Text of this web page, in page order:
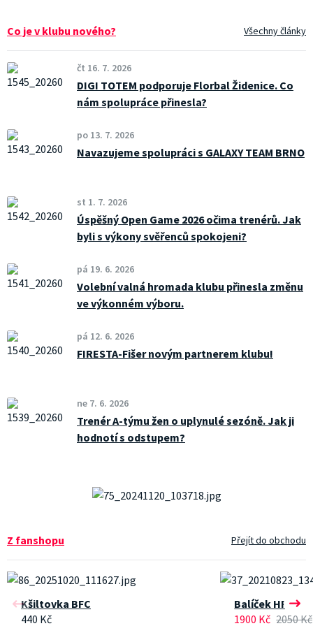
Co je v klubu nového? Všechny články
čt 16. 7. 2026
DIGI TOTEM podporuje Florbal Židenice. Co
nám spolupráce přinesla?
po 13. 7. 2026
Navazujeme spolupráci s GALAXY TEAM BRNO
st 1. 7. 2026
Úspěšný Open Game 2026 očima trenérů. Jak
byli s výkony svěřenců spokojeni?
pá 19. 6. 2026
Volební valná hromada klubu přinesla změnu
ve výkonném výboru.
pá 12. 6. 2026
FIRESTA-Fišer novým partnerem klubu!
ne 7. 6. 2026
Trenér A-týmu žen o uplynulé sezóně. Jak ji
hodnotí s odstupem?
Z fanshopu Přejít do obchodu
Kšiltovka BFC
440 Kč
Balíček HRÁČ
1900 Kč 2050 Kč
Předchozí